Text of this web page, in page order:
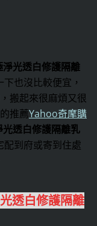
淨光透白修護隔離
也沒比較便宜，
搬起來很麻煩又很
推薦Yahoo奇摩購
光透白修護隔離乳
配到府或寄到住處
透白修護隔離